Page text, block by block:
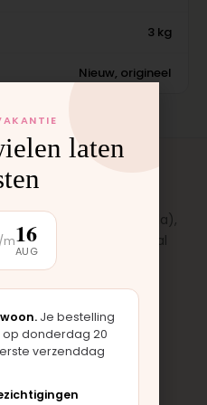
3 kg
Nieuw, origineel
in Moordrecht (bij Gouda),
direct voor je. Meestal
weer buiten. Op
laten
16
AUG
Je bestelling
donderdag 20
verzenddag